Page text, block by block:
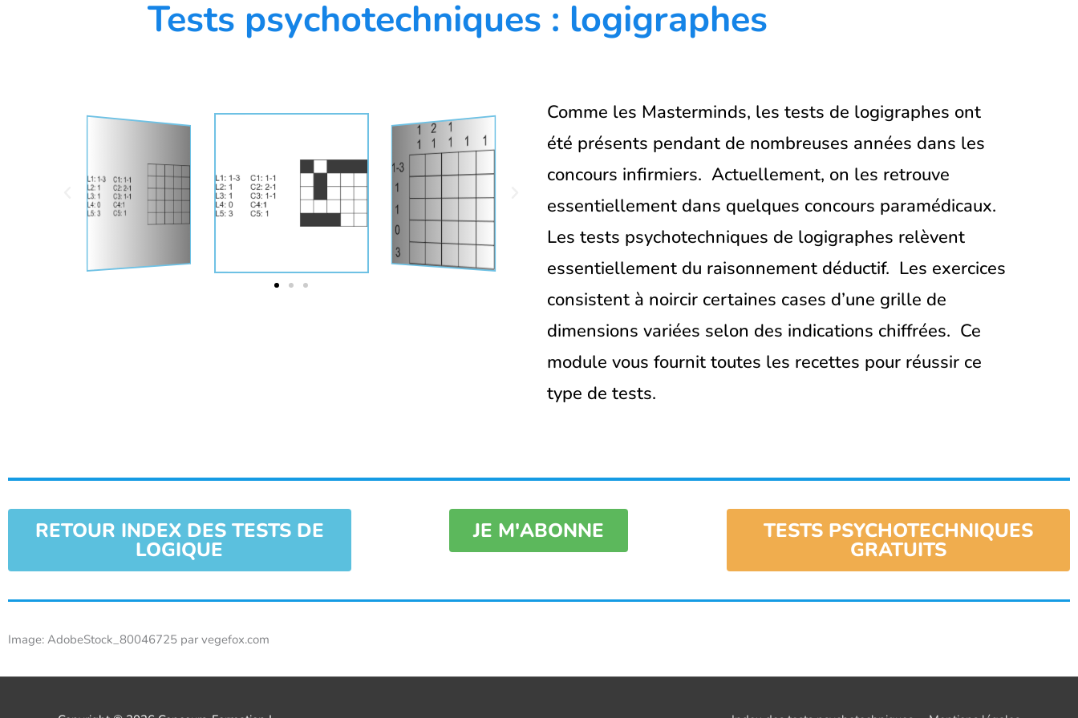
Tests psychotechniques : logigraphes
Comme les Masterminds, les tests de logigraphes ont
été présents pendant de nombreuses années dans les
concours infirmiers. Actuellement, on les retrouve
essentiellement dans quelques concours paramédicaux.
Les tests psychotechniques de logigraphes relèvent
essentiellement du raisonnement déductif. Les exercices
consistent à noircir certaines cases d’une grille de
dimensions variées selon des indications chiffrées. Ce
module vous fournit toutes les recettes pour réussir ce
type de tests.
RETOUR INDEX DES TESTS DE
LOGIQUE
JE M'ABONNE TESTS PSYCHOTECHNIQUES
GRATUITS
Image: AdobeStock_80046725 par vegefox.com